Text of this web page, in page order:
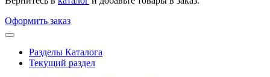
Оформить заказ
Разделы Каталога
Текущий раздел